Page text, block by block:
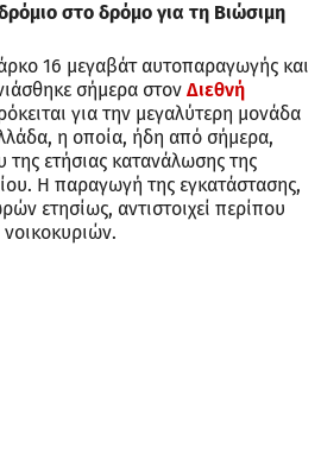
στο δρόμο για τη Βιώσιμη
16 μεγαβάτ αυτοπαραγωγής και
σήμερα στον Διεθνή
για την μεγαλύτερη μονάδα
η οποία, ήδη από σήμερα,
της ετήσιας κατανάλωσης της
Η παραγωγή της εγκατάστασης,
ετησίως, αντιστοιχεί περίπου